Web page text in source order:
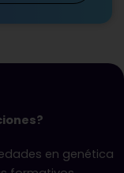
en genética